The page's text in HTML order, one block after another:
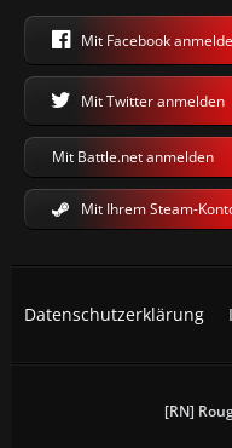
Mit Facebook
Mit Twitter anmelden
Mit Battle.net anmelden
Mit Ihrem Steam-
Datenschutzerklärung
[RN]